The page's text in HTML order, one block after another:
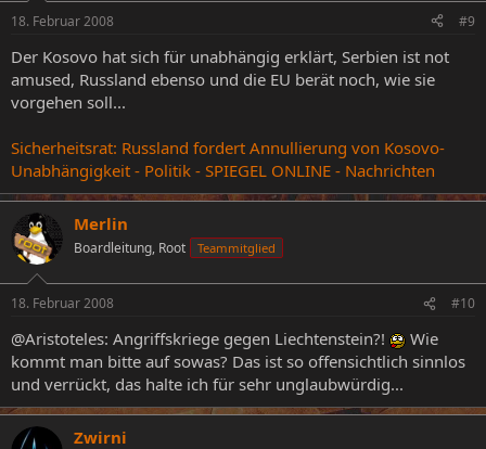
18. Februar 2008 #9
Der Kosovo hat sich für unabhängig erklärt, Serbien ist not
amused, Russland ebenso und die EU berät noch, wie sie
vorgehen soll...
Sicherheitsrat: Russland fordert Annullierung von Kosovo-
Unabhängigkeit - Politik - SPIEGEL ONLINE - Nachrichten
Merlin
Boardleitung, Root Teammitglied
18. Februar 2008 #10
@Aristoteles: Angriffskriege gegen Liechtenstein?!
Wie
kommt man bitte auf sowas? Das ist so offensichtlich sinnlos
und verrückt, das halte ich für sehr unglaubwürdig...
Zwirni